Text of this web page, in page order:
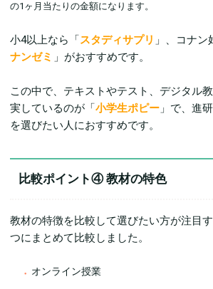
の1ヶ月当たりの金額になります。
小4以上なら「スタディサプリ 」、コナン
ナンゼミ 」がおすすめです。
この中で、テキストやテスト、デジタル
実しているのが「小学生ポピー 」で、進
を選びたい人におすすめです。
比較ポイント④ 教材の特色
教材の特徴を比較して選びたい方が注目
つにまとめて比較しました。
オンライン授業